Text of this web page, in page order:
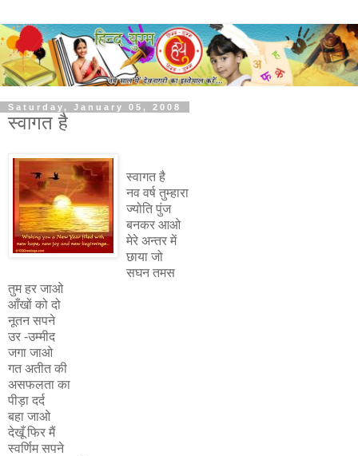
Saturday, January 05, 2008
स्वागत है
स्वागत है
नव वर्ष तुम्हारा
ज्योति पुंज
बनकर आओ
मेरे अन्तर में
छाया जो
सघन तमस
तुम हर जाओ
आँखों को दो
नूतन सपने
उर -उम्मीद
जगा जाओ
गत अतीत की
असफलता का
पीड़ा दर्द
बहा जाओ
देखूँ फिर मैं
स्वर्णिम सपने